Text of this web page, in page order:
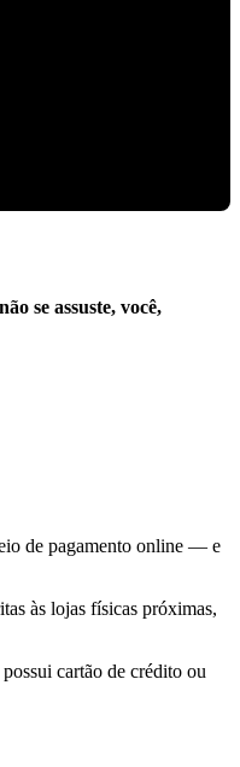
se assuste, você,
de pagamento online — e
às lojas físicas próximas,
cartão de crédito ou